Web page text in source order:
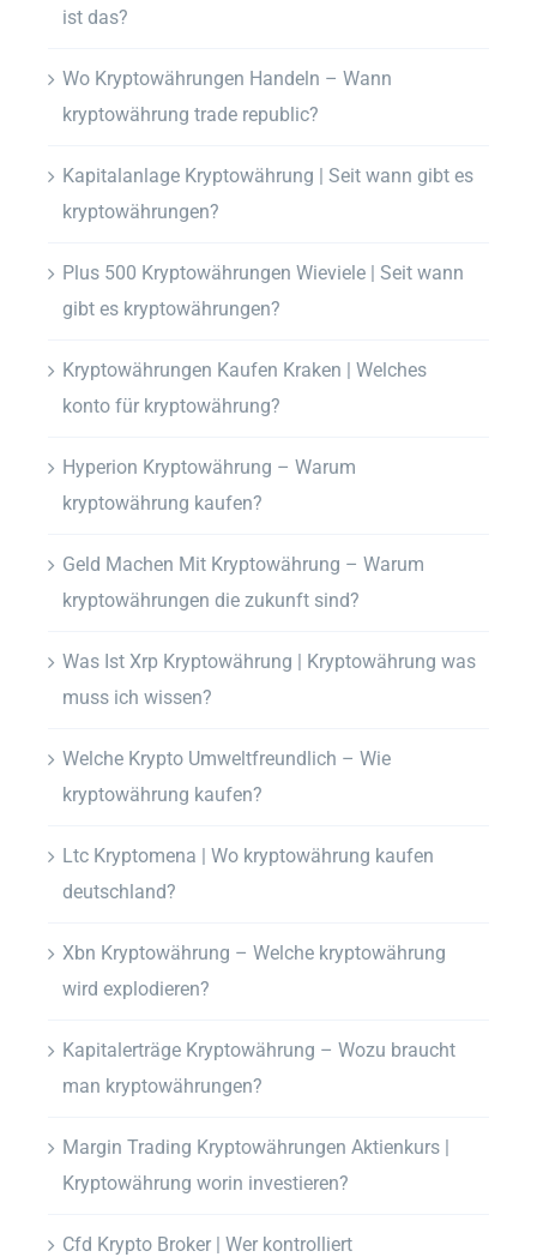
ist das?
Wo Kryptowährungen Handeln – Wann
kryptowährung trade republic?
Kapitalanlage Kryptowährung | Seit wann gibt es
kryptowährungen?
Plus 500 Kryptowährungen Wieviele | Seit wann
gibt es kryptowährungen?
Kryptowährungen Kaufen Kraken | Welches
konto für kryptowährung?
Hyperion Kryptowährung – Warum
kryptowährung kaufen?
Geld Machen Mit Kryptowährung – Warum
kryptowährungen die zukunft sind?
Was Ist Xrp Kryptowährung | Kryptowährung was
muss ich wissen?
Welche Krypto Umweltfreundlich – Wie
kryptowährung kaufen?
Ltc Kryptomena | Wo kryptowährung kaufen
deutschland?
Xbn Kryptowährung – Welche kryptowährung
wird explodieren?
Kapitalerträge Kryptowährung – Wozu braucht
man kryptowährungen?
Margin Trading Kryptowährungen Aktienkurs |
Kryptowährung worin investieren?
Cfd Krypto Broker | Wer kontrolliert